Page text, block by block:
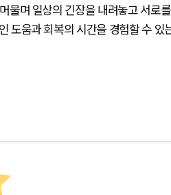
물며 일상의 긴장을 내려놓고 서로를
도움과 회복의 시간을 경험할 수 있